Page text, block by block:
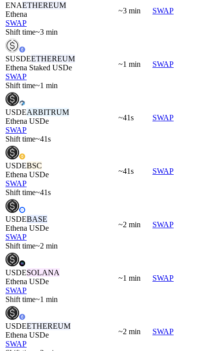
ENAETHEREUM
Ethena
SWAP
Shift time~3 min
~3 min SWAP
SUSDEETHEREUM
Ethena Staked USDe
SWAP
Shift time~1 min
~1 min SWAP
USDEARBITRUM
Ethena USDe
SWAP
Shift time~41s
~41s SWAP
USDEBSC
Ethena USDe
SWAP
Shift time~41s
~41s SWAP
USDEBASE
Ethena USDe
SWAP
Shift time~2 min
~2 min SWAP
USDESOLANA
Ethena USDe
SWAP
Shift time~1 min
~1 min SWAP
USDEETHEREUM
Ethena USDe
SWAP
~2 min SWAP